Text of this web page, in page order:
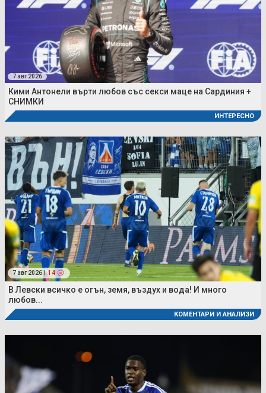
7 авг 2026
Кими Антонели върти любов със секси маце на Сардиния +
СНИМКИ
ИНТЕРЕСНО
7 авг 2026 | 14
В Левски всичко е огън, земя, въздух и вода! И много
любов...
КОМЕНТАРИ И АНАЛИЗИ